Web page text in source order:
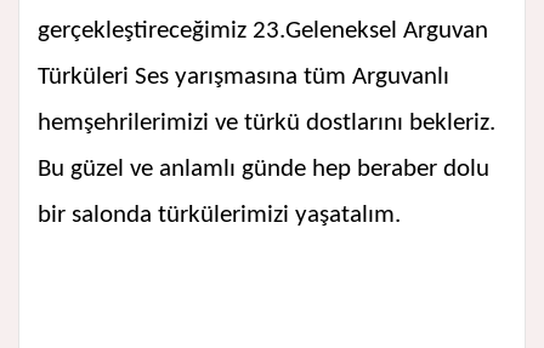
gerçekleştireceğimiz 23.Geleneksel Arguvan
Türküleri Ses yarışmasına tüm Arguvanlı
hemşehrilerimizi ve türkü dostlarını bekleriz.
Bu güzel ve anlamlı günde hep beraber dolu
bir salonda türkülerimizi yaşatalım.